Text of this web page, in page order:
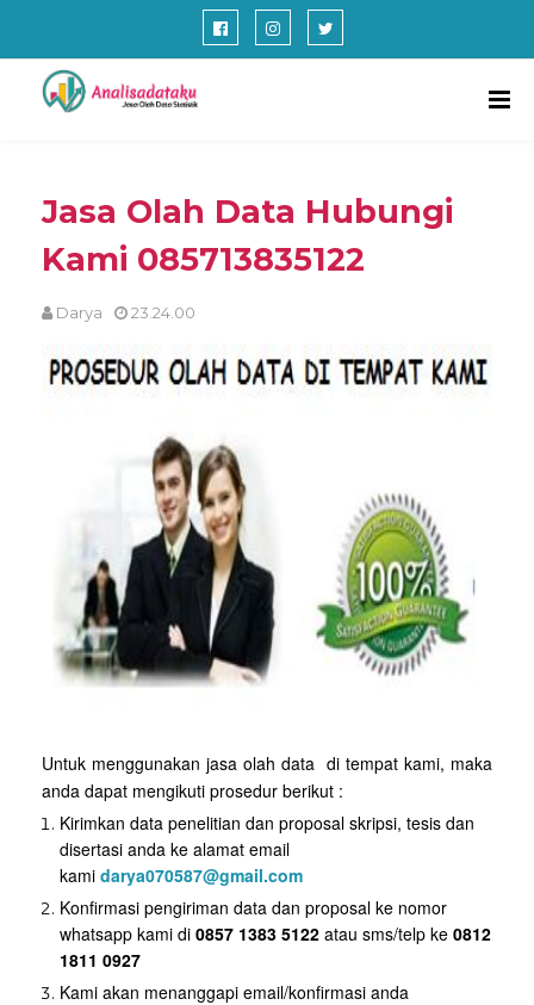
Jasa Olah Data Hubungi
Kami 085713835122
Darya 23.24.00
Untuk menggunakan jasa olah data di tempat kami, maka
anda dapat mengikuti prosedur berikut :
Kirimkan data penelitian dan proposal skripsi, tesis dan
disertasi anda ke alamat email
kami darya070587@gmail.com
Konfirmasi pengiriman data dan proposal ke nomor
whatsapp kami di 0857 1383 5122 atau sms/telp ke 0812
1811 0927
Kami akan menanggapi email/konfirmasi anda